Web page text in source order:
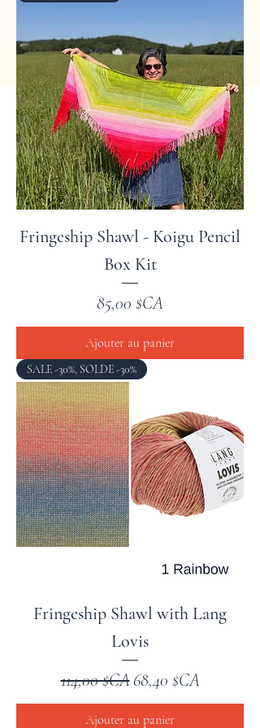
Fringeship Shawl - Koigu Pencil
Box Kit
Prix
85,00 $CA
Ajouter au panier
SALE -30%, SOLDE -30%
Fringeship Shawl with Lang
Lovis
Prix original
114,00 $CAPrix promotionnel
68,40 $CA
Ajouter au panier